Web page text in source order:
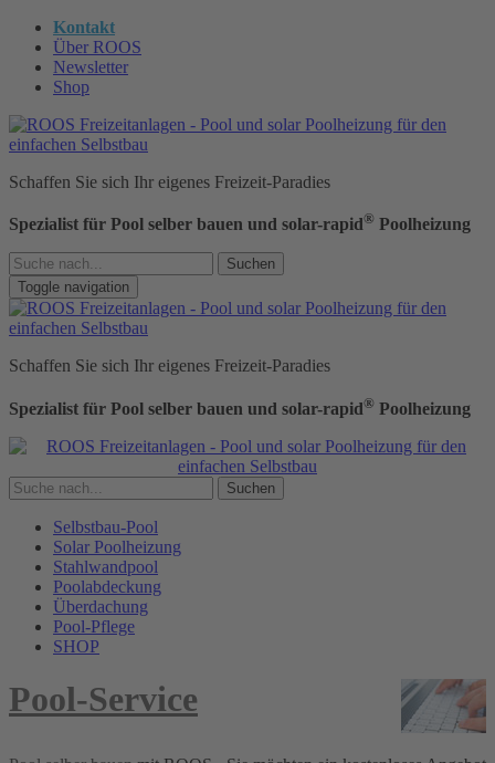
Kontakt
Über ROOS
Newsletter
Shop
Schaffen Sie sich Ihr eigenes Freizeit-Paradies
Spezialist für Pool selber bauen und solar-rapid® Poolheizung
Suchen
Toggle navigation
Schaffen Sie sich Ihr eigenes Freizeit-Paradies
Spezialist für Pool selber bauen und solar-rapid® Poolheizung
Suchen
Selbstbau-Pool
Solar Poolheizung
Stahlwandpool
Poolabdeckung
Überdachung
Pool-Pflege
SHOP
Pool-Service